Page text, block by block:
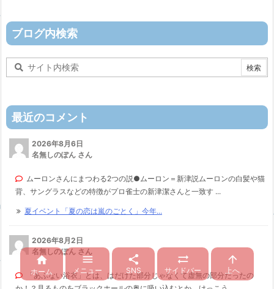
ー
ブログ内検索
最近のコメント
2026年8月6日
名無しのぽん さん
ムーロンさんにまつわる2つの説●ムーロン＝新津説ムーロンの白髪や猫
背、サングラスなどの特徴がプロ雀士の新津潔さんと一致す ...
夏イベント「夏の恋は嵐のごとく」今年...
2026年8月2日
名無しのぽん さん
「あぶない浴衣」とは、はだけた部分じゃなくて虚無の部分だったの

ホーム

メニュー

SNS

サイドバー

上へ